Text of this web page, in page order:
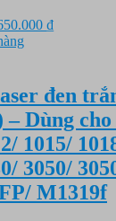
₫Giá
1.650.000 ₫.
đen
– Dùng
1015/
3050/
M1319f